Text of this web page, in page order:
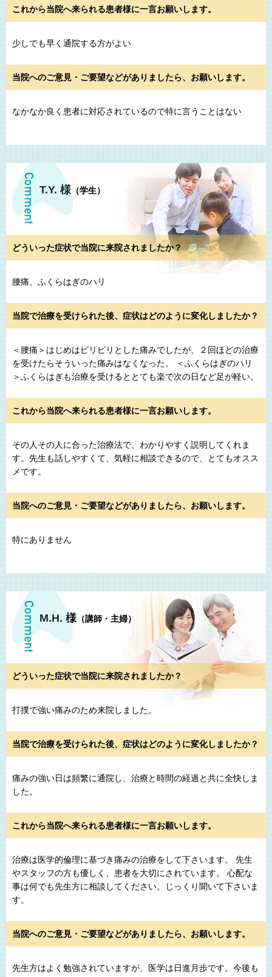
これから当院へ来られる患者様に一言お願いします。
少しでも早く通院する方がよい
当院へのご意見・ご要望などがありましたら、お願いします。
なかなか良く患者に対応されているので特に言うことはない
T.Y. 様 （学生）
どういった症状で当院に来院されましたか？
腰痛、ふくらはぎのハリ
当院で治療を受けられた後、症状はどのように変化しましたか？
＜腰痛＞はじめはピリピリとした痛みでしたが、２回ほどの治療
を受けたらそういった痛みはなくなった。 ＜ふくらはぎのハリ
＞ふくらはぎも治療を受けるととても楽で次の日など足が軽い。
これから当院へ来られる患者様に一言お願いします。
その人その人に合った治療法で、わかりやすく説明してくれま
す。先生も話しやすくて、気軽に相談できるので、とてもオスス
メです。
当院へのご意見・ご要望などがありましたら、お願いします。
特にありません
M.H. 様 （講師・主婦）
どういった症状で当院に来院されましたか？
打撲で強い痛みのため来院しました。
当院で治療を受けられた後、症状はどのように変化しましたか？
痛みの強い日は頻繁に通院し、治療と時間の経過と共に全快しま
した。
これから当院へ来られる患者様に一言お願いします。
治療は医学的倫理に基づき痛みの治療をして下さいます。 先生
やスタッフの方も優しく、患者を大切にされています。 心配な
事は何でも先生方に相談してください。じっくり聞いて下さいま
す。
当院へのご意見・ご要望などがありましたら、お願いします。
先生方はよく勉強されていますが、医学は日進月歩です。今後も